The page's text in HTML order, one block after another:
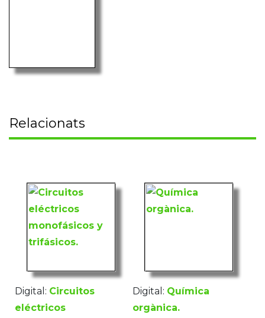
Relacionats
Digital: Circuitos
eléctricos
Digital: Química
orgànica.